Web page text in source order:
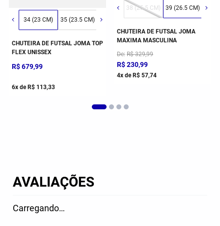
42 (29 CM)
42 (29 CM) 43 (30 CM)
34 (23 CM) 35 (23.5 CM) 36 (24.5 CM) 37 (25 CM) 38 (25.5 CM)
CHUTEIRA DE FUTSAL JOMA TOP
FLEX UNISSEX
R$679,99
6x de R$ 113,33
38 (25.5 CM) 39 (26.5 CM) 40
CHUTEIRA DE FUTSAL JOMA
MAXIMA MASCULINA
De R$ 329,99
R$230,99
4x de R$ 57,74
AVALIAÇÕES
Carregando…